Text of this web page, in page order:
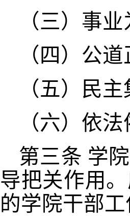
（三）事
（四）公
（五）民
（六）依
第三条 学
导把关作用
的学院干部